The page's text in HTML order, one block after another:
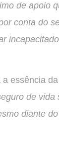
de apoio
conta do
essência
de
diante